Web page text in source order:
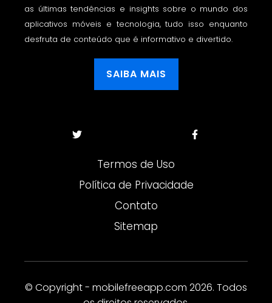
as últimas tendências e insights sobre o mundo dos
aplicativos móveis e tecnologia, tudo isso enquanto
desfruta de conteúdo que é informativo e divertido.
SAIBA MAIS
Termos de Uso
Política de Privacidade
Contato
Sitemap
© Copyright - mobilefreeapp.com 2026. Todos